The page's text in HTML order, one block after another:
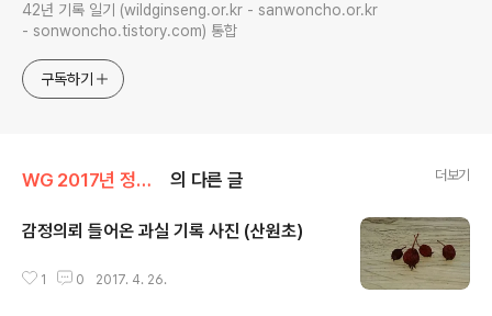
42년 기록 일기 (wildginseng.or.kr - sanwoncho.or.kr
- sonwoncho.tistory.com) 통합
구독하기
WG 2017년 정유년 기록 의 다른 글 더보기
감정의뢰 들어온 과실 기록 사진 (산원초)
1 0 2017. 4. 26.